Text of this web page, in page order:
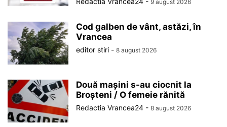
9 august 2026
Cod galben de vânt, astăzi, în
Vrancea
editor stiri - 8 august 2026
Două mașini s-au ciocnit la
Broșteni / O femeie rănită
Redactia Vrancea24 - 8 august 2026